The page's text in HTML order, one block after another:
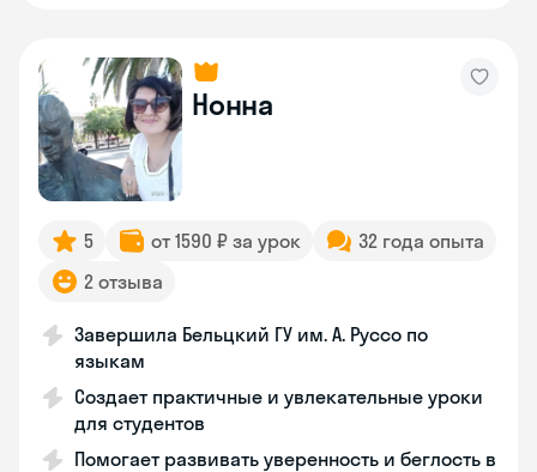
Нонна
5 от 1590 ₽ за урок
32 года опыта
2 отзыва
Завершила Бельцкий ГУ им. А. Руссо по
языкам
Создает практичные и увлекательные уроки
для студентов
Помогает развивать уверенность и беглость в